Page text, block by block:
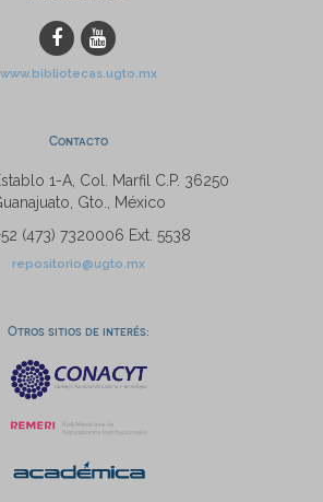
www.bibliotecas.ugto.mx
Contacto
1-A, Col. Marfil C.P. 36250
Gto., México
(473) 7320006 Ext. 5538
repositorio@ugto.mx
Otros sitios de interés: